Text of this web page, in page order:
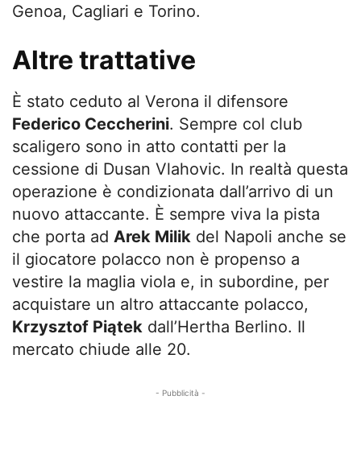
Genoa, Cagliari e Torino.
Altre trattative
È stato ceduto al Verona il difensore
Federico Ceccherini. Sempre col club
scaligero sono in atto contatti per la
cessione di Dusan Vlahovic. In realtà questa
operazione è condizionata dall’arrivo di un
nuovo attaccante. È sempre viva la pista
che porta ad Arek Milik del Napoli anche se
il giocatore polacco non è propenso a
vestire la maglia viola e, in subordine, per
acquistare un altro attaccante polacco,
Krzysztof Piątek dall’Hertha Berlino. Il
mercato chiude alle 20.
- Pubblicità -